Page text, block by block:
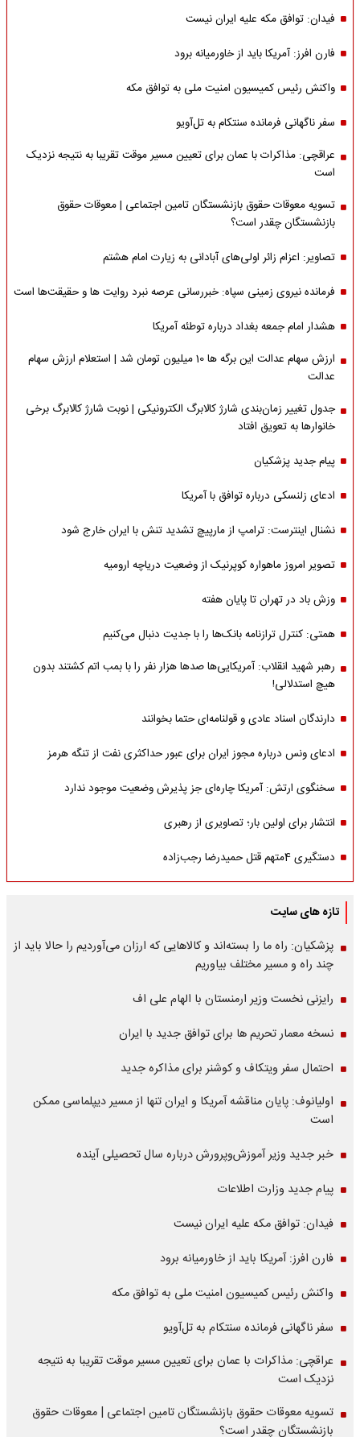
فیدان: توافق مکه علیه ایران نیست
فارن افرز: آمریکا باید از خاورمیانه برود
واکنش رئیس کمیسیون امنیت ملی به توافق مکه
سفر ناگهانی فرمانده سنتکام به تل‌آویو
عراقچی: مذاکرات با عمان برای تعیین مسیر موقت تقریبا به نتیجه نزدیک
است
تسویه معوقات حقوق بازنشستگان تامین اجتماعی | معوقات حقوق
بازنشستگان چقدر است؟
تصاویر: اعزام زائر اولی‌های آبادانی به زیارت امام هشتم
فرمانده نیروی زمینی سپاه: خبررسانی عرصه نبرد روایت ها و حقیقت‌ها است
هشدار امام جمعه بغداد درباره توطئه آمریکا
ارزش سهام عدالت این برگه ها 10 میلیون تومان شد | استعلام ارزش سهام
عدالت
جدول تغییر زمان‌بندی شارژ کالابرگ الکترونیکی | نوبت شارژ کالابرگ برخی
خانوارها به تعویق افتاد
پیام جدید پزشکیان
ادعای زلنسکی درباره توافق با آمریکا
نشنال اینترست: ترامپ از مارپیچ تشدید تنش با ایران خارج شود
تصویر امروز ماهواره کوپرنیک از وضعیت دریاچه ارومیه
وزش باد در تهران تا پایان هفته
همتی: کنترل ترازنامه بانک‌ها را با جدیت دنبال می‌کنیم
رهبر شهید انقلاب: آمریکایی‌ها صدها هزار نفر را با بمب اتم کشتند بدون
هیچ استدلالی!
دارندگان اسناد عادی و قولنامه‌ای حتما بخوانند
ادعای ونس درباره مجوز ایران برای عبور حداکثری نفت از تنگه هرمز
سخنگوی ارتش: آمریکا چاره‌ای جز پذیرش وضعیت موجود ندارد
انتشار برای اولین بار؛ تصاویری از رهبری
دستگیری 4متهم قتل حمیدرضا رجب‌زاده
تازه های سایت
پزشکیان: راه ما را بسته‌اند و کالاهایی که ارزان می‌آوردیم را حالا باید از
چند راه و مسیر مختلف بیاوریم
رایزنی نخست وزیر ارمنستان با الهام علی اف
نسخه معمار تحریم ها برای توافق جدید با ایران
احتمال سفر ویتکاف و کوشنر برای مذاکره جدید
اولیانوف: پایان مناقشه آمریکا و ایران تنها از مسیر دیپلماسی ممکن
است
خبر جدید وزیر آموزش‌وپرورش درباره سال تحصیلی آینده
پیام جدید وزارت اطلاعات
فیدان: توافق مکه علیه ایران نیست
فارن افرز: آمریکا باید از خاورمیانه برود
واکنش رئیس کمیسیون امنیت ملی به توافق مکه
سفر ناگهانی فرمانده سنتکام به تل‌آویو
عراقچی: مذاکرات با عمان برای تعیین مسیر موقت تقریبا به نتیجه
نزدیک است
تسویه معوقات حقوق بازنشستگان تامین اجتماعی | معوقات حقوق
بازنشستگان چقدر است؟